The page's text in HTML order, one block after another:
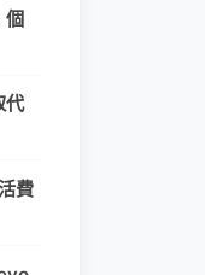
個
代
費